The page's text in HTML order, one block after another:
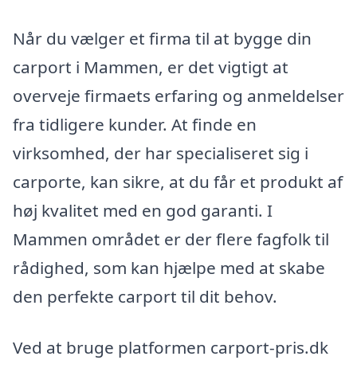
Når du vælger et firma til at bygge din
carport i Mammen, er det vigtigt at
overveje firmaets erfaring og anmeldelser
fra tidligere kunder. At finde en
virksomhed, der har specialiseret sig i
carporte, kan sikre, at du får et produkt af
høj kvalitet med en god garanti. I
Mammen området er der flere fagfolk til
rådighed, som kan hjælpe med at skabe
den perfekte carport til dit behov.
Ved at bruge platformen carport-pris.dk